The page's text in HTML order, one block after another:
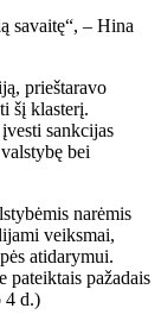
savaitę“, – Hina
prieštaravo
šį klasterį.
sankcijas
bei
narėmis
veiksmai,
atidarymui.
pateiktais pažadais
4 d.)